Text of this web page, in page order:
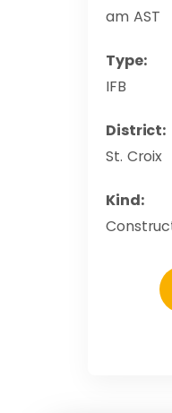
am AST
Type:
IFB
District:
St. Croix
Kind: